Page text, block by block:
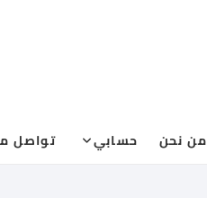
من نحن حسابي تواصل